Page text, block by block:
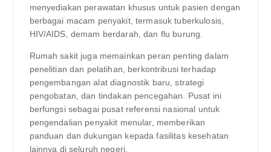
menyediakan perawatan khusus untuk pasien dengan
berbagai macam penyakit, termasuk tuberkulosis,
HIV/AIDS, demam berdarah, dan flu burung.
Rumah sakit juga memainkan peran penting dalam
penelitian dan pelatihan, berkontribusi terhadap
pengembangan alat diagnostik baru, strategi
pengobatan, dan tindakan pencegahan. Pusat ini
berfungsi sebagai pusat referensi nasional untuk
pengendalian penyakit menular, memberikan
panduan dan dukungan kepada fasilitas kesehatan
lainnya di seluruh negeri.